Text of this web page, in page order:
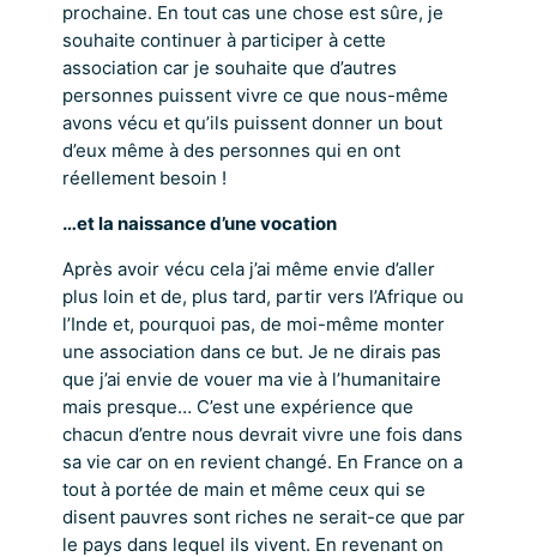
prochaine. En tout cas une chose est sûre, je
souhaite continuer à participer à cette
association car je souhaite que d’autres
personnes puissent vivre ce que nous-même
avons vécu et qu’ils puissent donner un bout
d’eux même à des personnes qui en ont
réellement besoin !
…et la naissance d’une vocation
Après avoir vécu cela j’ai même envie d’aller
plus loin et de, plus tard, partir vers l’Afrique ou
l’Inde et, pourquoi pas, de moi-même monter
une association dans ce but. Je ne dirais pas
que j’ai envie de vouer ma vie à l’humanitaire
mais presque… C’est une expérience que
chacun d’entre nous devrait vivre une fois dans
sa vie car on en revient changé. En France on a
tout à portée de main et même ceux qui se
disent pauvres sont riches ne serait-ce que par
le pays dans lequel ils vivent. En revenant on